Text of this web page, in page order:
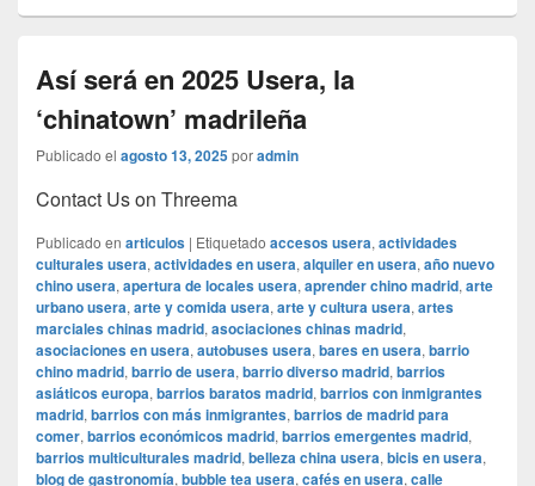
Así será en 2025 Usera, la
‘chinatown’ madrileña
Publicado el agosto 13, 2025poradmin
Contact Us on Threema
Publicado en articulos | Etiquetado accesos usera, actividades
culturales usera, actividades en usera, alquiler en usera, año nuevo
chino usera, apertura de locales usera, aprender chino madrid, arte
urbano usera, arte y comida usera, arte y cultura usera, artes
marciales chinas madrid, asociaciones chinas madrid,
asociaciones en usera, autobuses usera, bares en usera, barrio
chino madrid, barrio de usera, barrio diverso madrid, barrios
asiáticos europa, barrios baratos madrid, barrios con inmigrantes
madrid, barrios con más inmigrantes, barrios de madrid para
comer, barrios económicos madrid, barrios emergentes madrid,
barrios multiculturales madrid, belleza china usera, bicis en usera,
blog de gastronomía, bubble tea usera, cafés en usera, calle